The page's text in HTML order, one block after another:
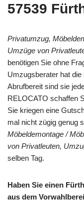
57539
Privatumzug,
Umzüge von
benötigen Sie ohne
Umzugsberater hat die
Abrufbereit sind sie
RELOCATO schaffen
Sie kriegen eine
mal nicht zügig genug
Möbeldemontage /
von Privatleuten,
selben Tag.
Haben Sie einen
aus dem